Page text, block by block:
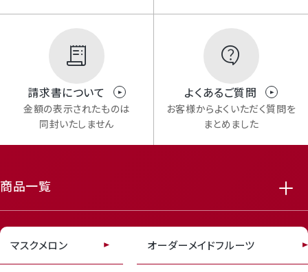
Mail Magazine
メルマガ登録
Review delivery_truck_speed
請求書について
金額の表示されたものは
同封いたしません
よくあるご質問
お客様からよくいただく質問を
まとめました
商品一覧
マスクメロン オーダーメイドフルーツ